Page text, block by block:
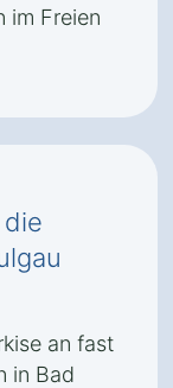
im Freien
an fast
in Bad